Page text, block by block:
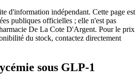
d'information indépendant. Cette page est
publiques officielles ; elle n'est pas
De La Cote D'Argent. Pour le prix
du stock, contactez directement
sous GLP-1